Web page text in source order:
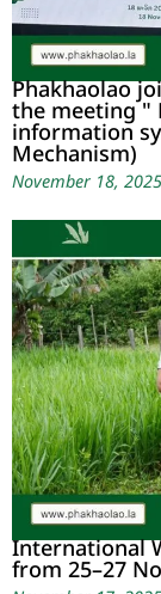
Phakhaolao
the meeting "
information
Mechanism)
November 18, 2025
International
from 25–27